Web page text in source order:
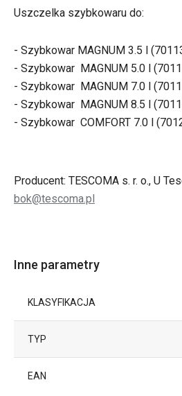
Uszczelka szybkowaru do:
- Szybkowar MAGNUM 3.5 l
- Szybkowar MAGNUM 5.0 l
- Szybkowar MAGNUM 7.0 l
- Szybkowar MAGNUM 8.5 l
- Szybkowar COMFORT 7.0 l
Producent: TESCOMA s. r. o., U
bok@tescoma.pl
Inne parametry
KLASYFIKACJA
TYP
EAN